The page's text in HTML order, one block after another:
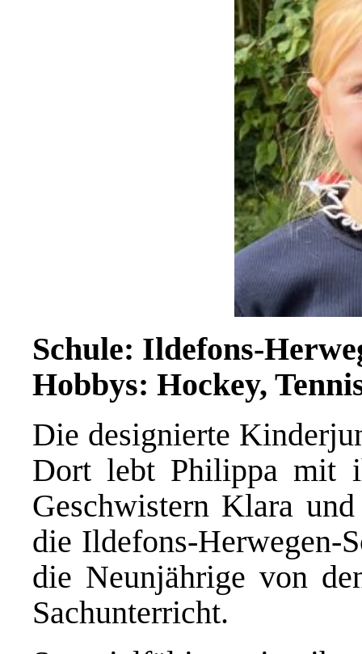
Schule: Ildefons-
Hobbys: Hockey,
Die designierte
Dort lebt Philippa mit
Geschwistern Klara
die Ildefons-Herwegen-
die Neunjährige von
Sachunterricht.